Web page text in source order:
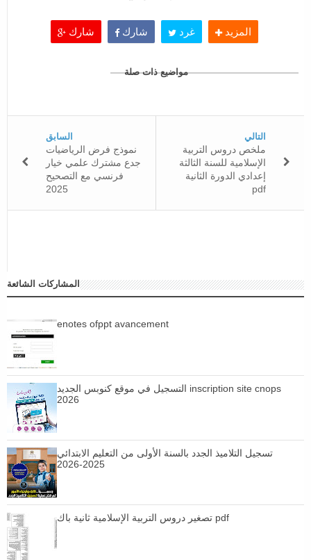
شارك شارك غرد المزيد
مواضيع ذات صلة
التالي
ملخص دروس التربية
الإسلامية للسنة الثالثة
إعدادي الدورة الثانية
pdf
السابق
نموذج فرض الرياضيات
جدع مشترك علمي خيار
فرنسي مع التصحيح
2025
المشاركات الشائعة
enotes ofppt avancement
التسجيل في موقع كنوبس الجديد inscription site cnops
2026
تسجيل التلاميذ الجدد بالسنة الأولى من التعليم الابتدائي
2025-2026
تصغير دروس التربية الإسلامية ثانية باك pdf